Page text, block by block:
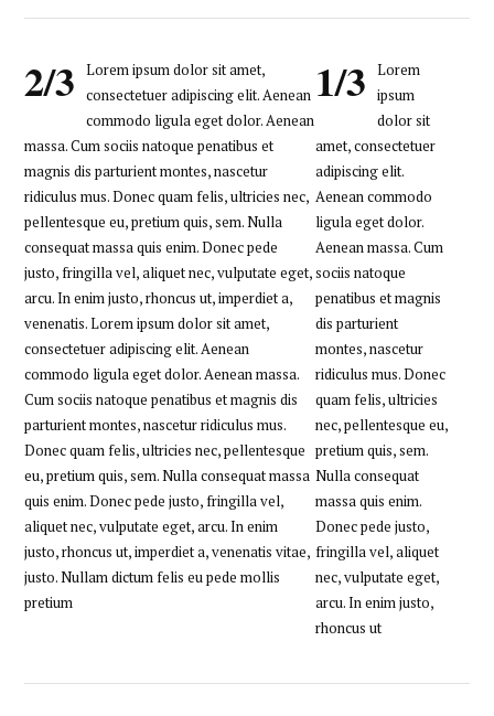
2/3
Lorem ipsum dolor sit amet,
consectetuer adipiscing elit. Aenean
commodo ligula eget dolor. Aenean
massa. Cum sociis natoque penatibus et
magnis dis parturient montes, nascetur
ridiculus mus. Donec quam felis, ultricies nec,
pellentesque eu, pretium quis, sem. Nulla
consequat massa quis enim. Donec pede
justo, fringilla vel, aliquet nec, vulputate eget,
arcu. In enim justo, rhoncus ut, imperdiet a,
venenatis. Lorem ipsum dolor sit amet,
consectetuer adipiscing elit. Aenean
commodo ligula eget dolor. Aenean massa.
Cum sociis natoque penatibus et magnis dis
parturient montes, nascetur ridiculus mus.
Donec quam felis, ultricies nec, pellentesque
eu, pretium quis, sem. Nulla consequat massa
quis enim. Donec pede justo, fringilla vel,
aliquet nec, vulputate eget, arcu. In enim
justo, rhoncus ut, imperdiet a, venenatis vitae,
justo. Nullam dictum felis eu pede mollis
pretium
1/3
Lorem
ipsum
dolor sit
amet, consectetuer
adipiscing elit.
Aenean commodo
ligula eget dolor.
Aenean massa. Cum
sociis natoque
penatibus et magnis
dis parturient
montes, nascetur
ridiculus mus. Donec
quam felis, ultricies
nec, pellentesque eu,
pretium quis, sem.
Nulla consequat
massa quis enim.
Donec pede justo,
fringilla vel, aliquet
nec, vulputate eget,
arcu. In enim justo,
rhoncus ut